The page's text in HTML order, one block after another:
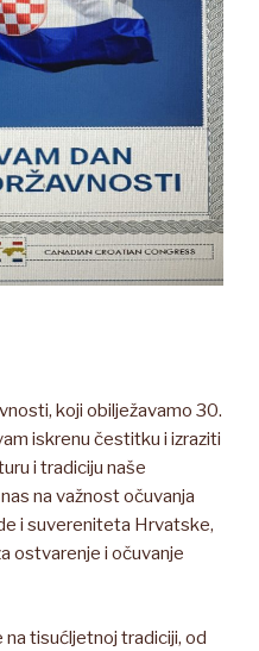
koji obilježavamo 30.
iskrenu čestitku i izraziti
i tradiciju naše
na važnost očuvanja
i suvereniteta Hrvatske,
ostvarenje i očuvanje
tisućljetnoj tradiciji, od